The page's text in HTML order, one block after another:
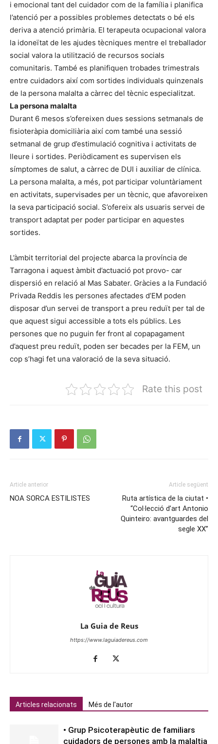
i emocional tant del cuidador com de la família i planifica
l’atenció per a possibles problemes detectats o bé els
deriva a atenció primària. El terapeuta ocupacional valora
la idoneïtat de les ajudes tècniques mentre el treballador
social valora la utilització de recursos socials
comunitaris. També es planifiquen trobades trimestrals
entre cuidadors així com sortides individuals quinzenals
de la persona malalta a càrrec del tècnic especialitzat.
La persona malalta
Durant 6 mesos s’ofereixen dues sessions setmanals de
fisioteràpia domiciliària així com també una sessió
setmanal de grup d’estimulació cognitiva i activitats de
lleure i sortides. Periòdicament es supervisen els
símptomes de salut, a càrrec de DUI i auxiliar de clínica.
La persona malalta, a més, pot participar voluntàriament
en activitats, supervisades per un tècnic, que afavoreixen
la seva participació social. S’ofereix als usuaris servei de
transport adaptat per poder participar en aquestes
sortides.
L’àmbit territorial del projecte abarca la província de
Tarragona i aquest àmbit d’actuació pot provo- car
dispersió en relació al Mas Sabater. Gràcies a la Fundació
Privada Reddis les persones afectades d’EM poden
disposar d’un servei de transport a preu reduït per tal de
que aquest sigui accessible a tots els públics. Les
persones que no puguin fer front al copapagament
d’aquest preu reduït, poden ser becades per la FEM, un
cop s’hagi fet una valoració de la seva situació.
Rate this post
Article anterior
NOA SORCA ESTILISTES
Article següent
Ruta artística de la ciutat •
“Col·lecció d’art Antonio
Quinteiro: avantguardes del
segle XX”
La Guia de Reus
https://www.laguiadereus.com
Articles relacionats Més de l'autor
• Grup Psicoterapèutic de familiars
cuidadors de persones amb la malaltia